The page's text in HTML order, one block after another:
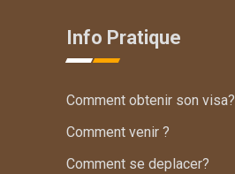
Info Pratique
Comment obtenir son visa?
Comment venir ?
Comment se deplacer?